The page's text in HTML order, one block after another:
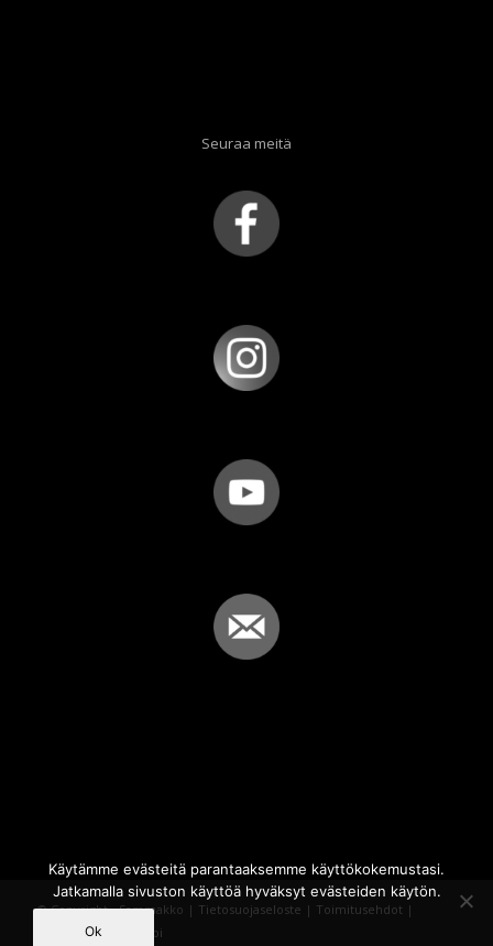
Seuraa meitä
© Copyright - Sammakko | Tietosuojaseloste | Toimitusehdot |
Powered by
iQWebbi
Käytämme evästeitä parantaaksemme käyttökokemustasi.
Jatkamalla sivuston käyttöä hyväksyt evästeiden käytön.
Ok